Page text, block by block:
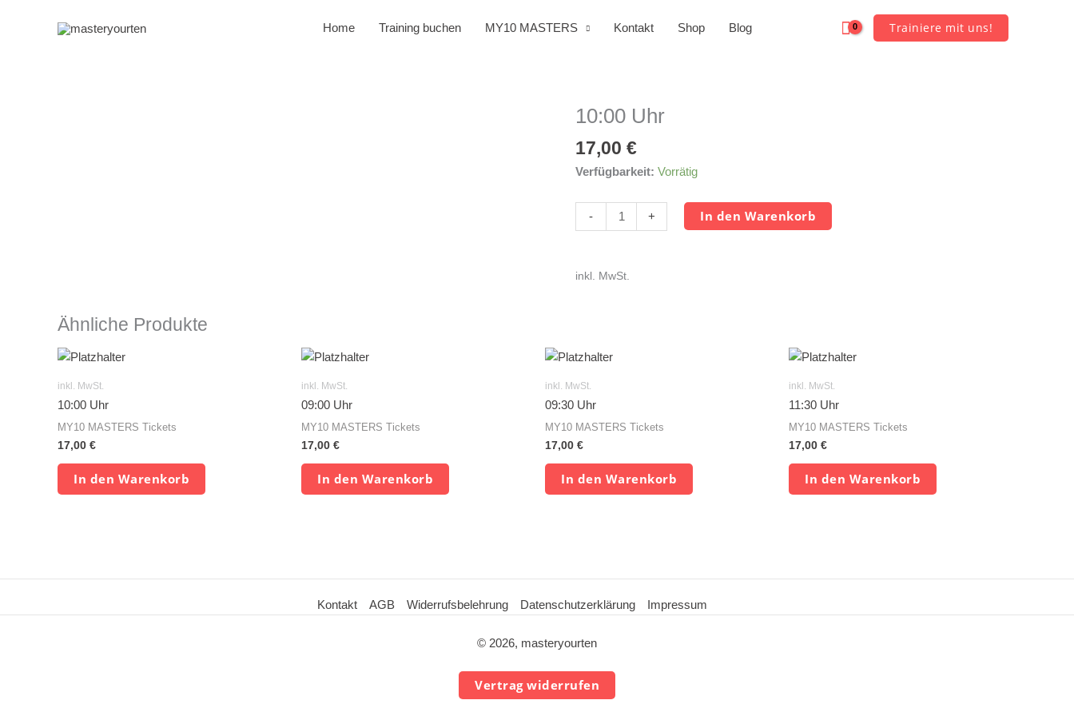
Home Training buchen MY10 MASTERS Kontakt Shop Blog Trainiere mit uns!
10:00 Uhr
17,00 €
Verfügbarkeit: Vorrätig
-
10:00
Menge
+ In den Warenkorb
inkl. MwSt.
Ähnliche Produkte
inkl. MwSt.
10:00 Uhr
MY10 MASTERS Tickets
17,00 €
In den Warenkorb
inkl. MwSt.
09:00 Uhr
MY10 MASTERS Tickets
17,00 €
In den Warenkorb
inkl. MwSt.
09:30 Uhr
MY10 MASTERS Tickets
17,00 €
In den Warenkorb
inkl. MwSt.
11:30 Uhr
MY10 MASTERS Tickets
17,00 €
In den Warenkorb
Kontakt AGB Widerrufsbelehrung Datenschutzerklärung Impressum
© 2026, masteryourten
Vertrag widerrufen